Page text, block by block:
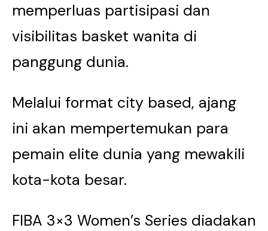
memperluas partisipasi dan
visibilitas basket wanita di
panggung dunia.
Melalui format city based, ajang
ini akan mempertemukan para
pemain elite dunia yang mewakili
kota-kota besar.
FIBA 3×3 Women’s Series diadakan